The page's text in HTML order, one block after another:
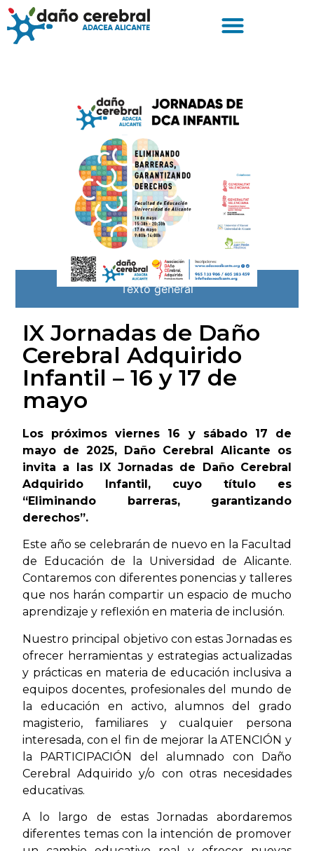
Texto general
IX Jornadas de Daño
Cerebral Adquirido
Infantil – 16 y 17 de
mayo
Los próximos viernes 16 y sábado 17 de
mayo de 2025, Daño Cerebral Alicante os
invita a las IX Jornadas de Daño Cerebral
Adquirido Infantil, cuyo título es
“Eliminando barreras, garantizando
derechos”.
Este año se celebrarán de nuevo en la Facultad
de Educación de la Universidad de Alicante.
Contaremos con diferentes ponencias y talleres
que nos harán compartir un espacio de mucho
aprendizaje y reflexión en materia de inclusión.
Nuestro principal objetivo con estas Jornadas es
ofrecer herramientas y estrategias actualizadas
y prácticas en materia de educación inclusiva a
equipos docentes, profesionales del mundo de
la educación en activo, alumnos del grado
magisterio, familiares y cualquier persona
interesada, con el fin de mejorar la ATENCIÓN y
la PARTICIPACIÓN del alumnado con Daño
Cerebral Adquirido y/o con otras necesidades
educativas.
A lo largo de estas Jornadas abordaremos
diferentes temas con la intención de promover